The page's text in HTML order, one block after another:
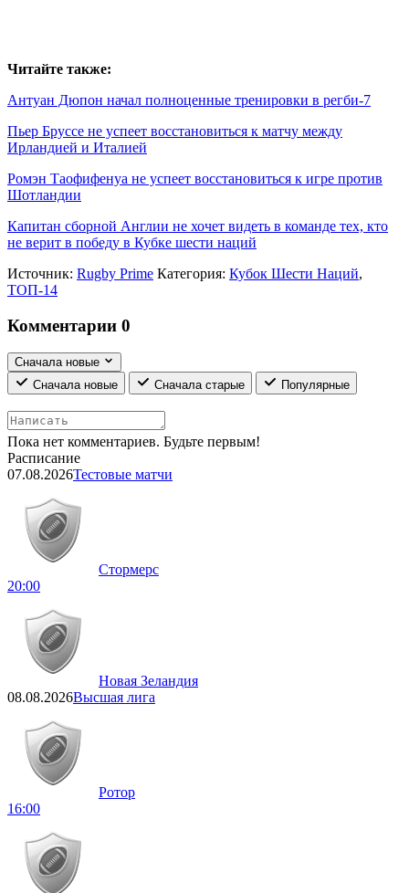
Читайте также:
Антуан Дюпон начал полноценные тренировки в регби-7
Пьер Бруссе не успеет восстановиться к матчу между
Ирландией и Италией
Ромэн Таофифенуа не успеет восстановиться к игре против
Шотландии
Капитан сборной Англии не хочет видеть в команде тех, кто
не верит в победу в Кубке шести наций
Источник: Rugby Prime Категория: Кубок Шести Наций,
ТОП-14
Комментарии 0
Сначала новые
Сначала новые
Сначала старые Популярные
Пока нет комментариев. Будьте первым!
Расписание
07.08.2026Тестовые матчи
Стормерс
20:00
Новая Зеландия
08.08.2026Высшая лига
Ротор
16:00